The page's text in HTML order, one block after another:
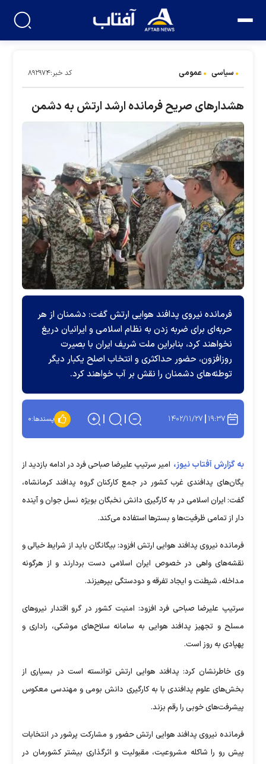
سیاسی عمومی کد خبر:۸۹۲۹۷۴
هشدار‌های صریح فرمانده ارشد ارتش به دشمن
فرمانده نیروی پدافند هوایی ارتش گفت: دشمنان از هر
حربه‌ای برای ضربه زدن به نظام اسلامی و ایرانیان دریغ
نخواهند کرد، بنابراین ملت شریف ایران با بصیرت
روزافزون، حضور حداکثری و انتخاب اصلح یکبار دیگر
توطئه‌های دشمنان را نقش بر آب خواهند کرد.
۱۹:۳۷ ۱۴۰۲/۱۱/۲۷ پسندها:۰
به گزارش آفتاب نیوز، امیر سرتیپ علیرضا صباحی فرد در ادامه بازدید از
یگان‌های پدافندی غرب کشور در جمع کارکنان گروه پدافند کرمانشاه،
گفت: ایران اسلامی در به کارگیری دانش نخبگان بویژه نسل جوان و آینده
دار از تمامی ظرفیت‌ها و بستر‌ها استفاده می‌کند.
فرمانده نیروی پدافند هوایی ارتش افزود: بیگانگان باید از شرایط خیالی و
نقشه‌های واهی در خصوص ایران اسلامی دست بردارند و از هرگونه
مداخله، شیطنت و ایجاد تفرقه و دودستگی بپرهیزند.
سرتیپ علیرضا صباحی فرد افزود: امنیت کشور در گرو اقتدار نیرو‌های
مسلح و تجهیز پدافند هوایی به سامانه سلاح‌های موشکی، راداری و
پهپادی به روز است.
وی خاطرنشان کرد: پدافند هوایی ارتش توانسته است در بسیاری از
بخش‌های علوم پدافندی با به کارگیری دانش بومی و مهندسی معکوس
پیشرفت‌های خوبی را رقم بزند.
فرمانده نیروی پدافند هوایی ارتش حضور و مشارکت پرشور در انتخابات
پیش رو را شاکله مشروعیت، مقبولیت و اثرگذاری بیشتر کشورمان در